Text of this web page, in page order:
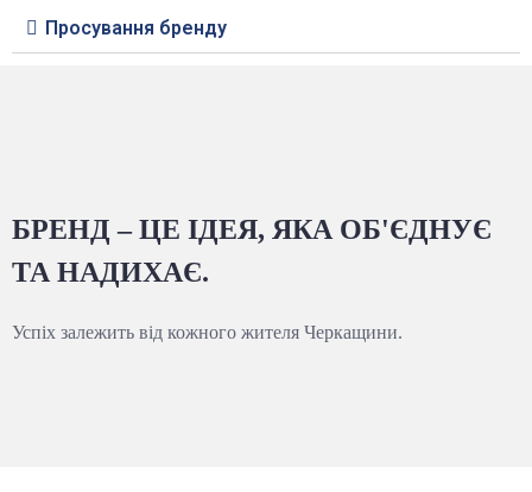
Просування бренду
БРЕНД – ЦЕ ІДЕЯ, ЯКА ОБ'ЄДНУЄ
ТА НАДИХАЄ.
Успіх залежить від кожного жителя Черкащини.